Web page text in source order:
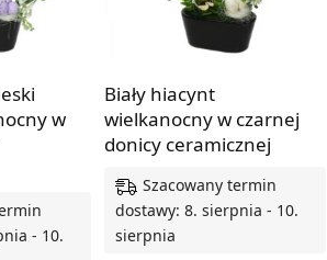
w
- 10.
Biały hiacynt
wielkanocny w czarnej
donicy ceramicznej
Szacowany termin
dostawy: 8. sierpnia - 10.
sierpnia